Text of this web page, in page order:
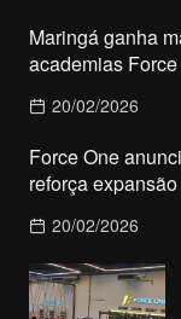
Maringá ganha
academias
20/02/2026
Force One
reforça
20/02/2026